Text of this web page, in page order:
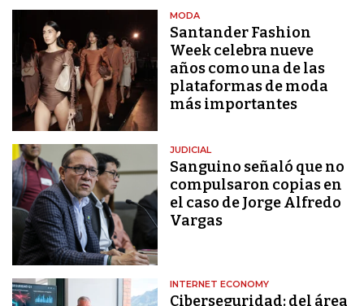
MODA
Santander Fashion
Week celebra nueve
años como una de las
plataformas de moda
más importantes
JUDICIAL
Sanguino señaló que no
compulsaron copias en
el caso de Jorge Alfredo
Vargas
INTERNET ECONOMY
Ciberseguridad: del área